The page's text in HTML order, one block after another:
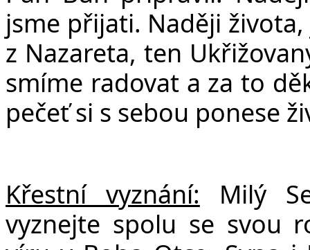
jsme přijati. Naději
z Nazareta, ten
smíme radovat a za to
pečeť si s sebou ponese
Křestní vyznání: Milý
vyznejte spolu se svou